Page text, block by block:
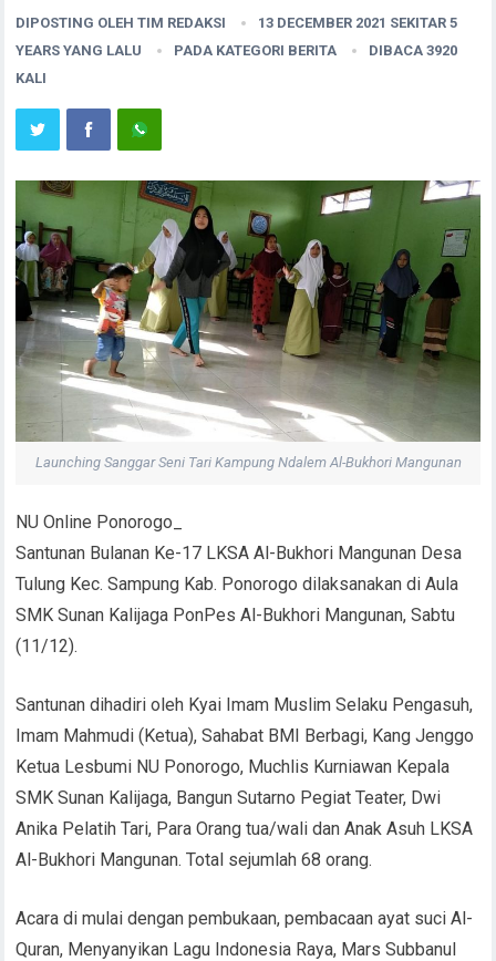
DIPOSTING OLEHTIM REDAKSI
13 DECEMBER 2021 SEKITAR 5
YEARS YANG LALU
PADA KATEGORI BERITA
DIBACA 3920
KALI
Launching Sanggar Seni Tari Kampung Ndalem Al-Bukhori Mangunan
NU Online Ponorogo_
Santunan Bulanan Ke-17 LKSA Al-Bukhori Mangunan Desa
Tulung Kec. Sampung Kab. Ponorogo dilaksanakan di Aula
SMK Sunan Kalijaga PonPes Al-Bukhori Mangunan, Sabtu
(11/12).
Santunan dihadiri oleh Kyai Imam Muslim Selaku Pengasuh,
Imam Mahmudi (Ketua), Sahabat BMI Berbagi, Kang Jenggo
Ketua Lesbumi NU Ponorogo, Muchlis Kurniawan Kepala
SMK Sunan Kalijaga, Bangun Sutarno Pegiat Teater, Dwi
Anika Pelatih Tari, Para Orang tua/wali dan Anak Asuh LKSA
Al-Bukhori Mangunan. Total sejumlah 68 orang.
Acara di mulai dengan pembukaan, pembacaan ayat suci Al-
Quran, Menyanyikan Lagu Indonesia Raya, Mars Subbanul